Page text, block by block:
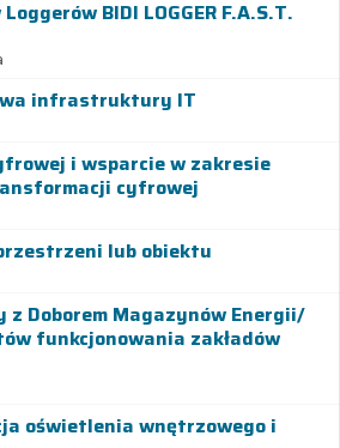
BIDI LOGGER F.A.S.T.
infrastruktury IT
i wsparcie w zakresie
cyfrowej
lub obiektu
Doborem Magazynów Energii/
funkcjonowania zakładów
oświetlenia wnętrzowego i